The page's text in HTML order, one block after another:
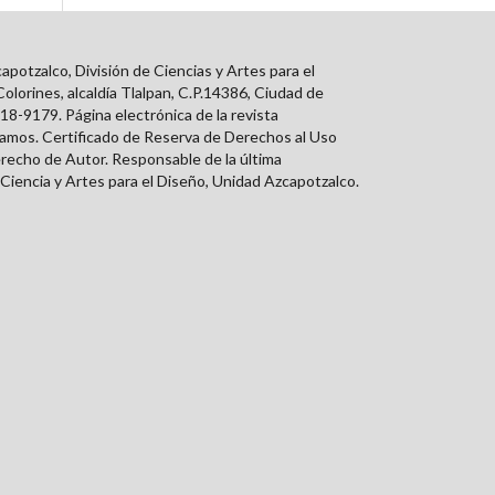
División de Ciencias y Artes para el
alcaldía Tlalpan, C.P.14386, Ciudad de
9179. Página electrónica de la revista
Certificado de Reserva de Derechos al Uso
de Autor. Responsable de la última
y Artes para el Diseño, Unidad Azcapotzalco.